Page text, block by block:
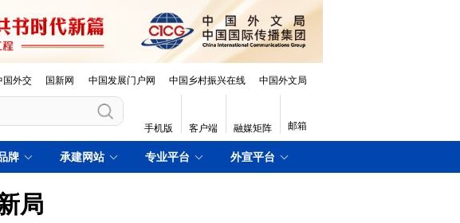
国外交 国新网 中国发展门户网 中国乡村振兴在线 中国外文局
手机版 客户端 融媒矩阵 邮箱
牌 承建网站 专业平台 外宣平台
局